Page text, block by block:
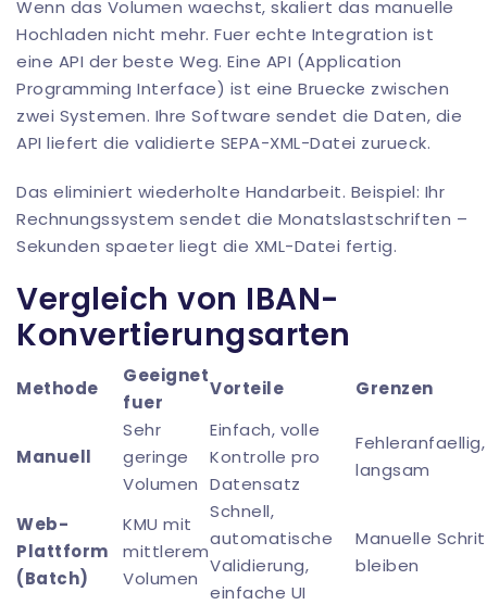
Wenn das Volumen waechst, skaliert das manuelle
Hochladen nicht mehr. Fuer echte Integration ist
eine API der beste Weg. Eine API (Application
Programming Interface) ist eine Bruecke zwischen
zwei Systemen. Ihre Software sendet die Daten, die
API liefert die validierte SEPA-XML-Datei zurueck.
Das eliminiert wiederholte Handarbeit. Beispiel: Ihr
Rechnungs­system sendet die Monatslastschriften –
Sekunden spaeter liegt die XML-Datei fertig.
Vergleich von IBAN-
Konvertierungsarten
Methode
Geeignet
fuer
Vorteile Grenzen
Manuell
Sehr
geringe
Volumen
Einfach, volle
Kontrolle pro
Datensatz
Fehleranfaellig,
langsam
Web-
Plattform
(Batch)
KMU mit
mittlerem
Volumen
Schnell,
automatische
Validierung,
einfache UI
Manuelle
bleiben